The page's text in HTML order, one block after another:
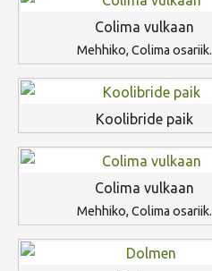
Colima vulkaan
Mehhiko, Colima osariik.
Koolibride paik
Colima vulkaan
Mehhiko, Colima osariik.